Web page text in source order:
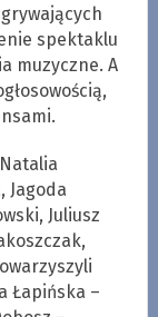
spektaklu
muzyczne. A
Jagoda
Juliusz
Łapińska –